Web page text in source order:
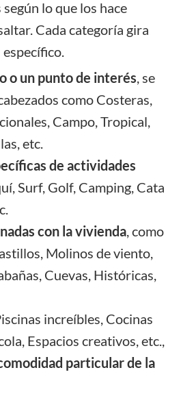
lo que los hace
Cada categoría gira
o un punto de interés, se
como Costeras,
Campo, Tropical,
etc.
de actividades
Surf, Golf, Camping, Cata
con la vivienda, como
Molinos de viento,
Cuevas, Históricas,
increíbles, Cocinas
Espacios creativos, etc.,
particular de la